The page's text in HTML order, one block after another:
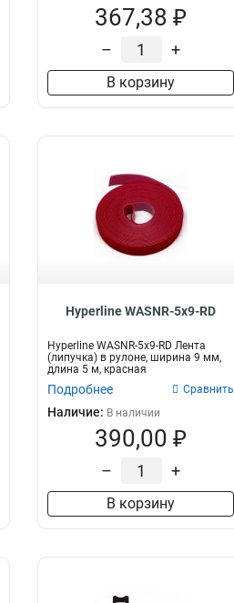
367,38 ₽
– +
В корзину
Hyperline WASNR-5x9-RD
Hyperline WASNR-5x9-RD Лента
(липучка) в рулоне, ширина 9 мм,
длина 5 м, красная
Подробнее Сравнить
Наличие: В наличии
390,00 ₽
– +
В корзину